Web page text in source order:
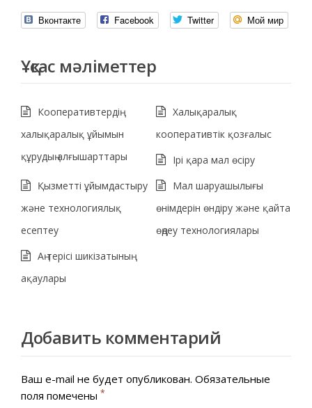
Вконтакте Facebook Twitter Мой мир
Ұқсас мәліметтер
Кооперативтердің
халықаралық ұйымын
құрудың алғышарттары
Халықаралық
кооперативтік қозғалыс
Ірі қара мал өсіру
Қызметті ұйымдастыру
және технологиялық
есептеу
Мал шаруашылығы
өнімдерін өндіру және қайта
өңдеу технологиялары
Аң терісі шикізатының
ақаулары
Добавить комментарий
Ваш e-mail не будет опубликован. Обязательные
поля помечены *